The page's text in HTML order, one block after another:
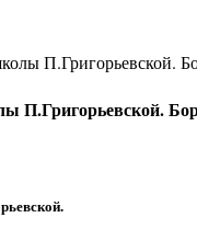
П.Григорьевской.